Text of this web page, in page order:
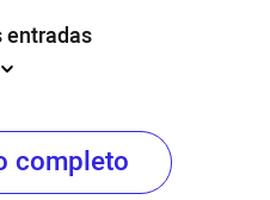
entradas
completo